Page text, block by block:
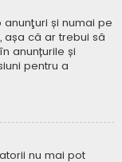
și numai pe
așa că ar trebui să
anunțurile și
pentru a
nu mai pot